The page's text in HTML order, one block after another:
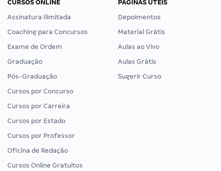
CURSOS ONLINE
Assinatura Ilimitada
Coaching para Concursos
Exame de Ordem
Graduação
Pós-Graduação
Cursos por Concurso
Cursos por Carreira
Cursos por Estado
Cursos por Professor
Oficina de Redação
Cursos Online Gratuitos
PÁGINAS ÚTEIS
Depoimentos
Material Grátis
Aulas ao Vivo
Aulas Grátis
Sugerir Curso